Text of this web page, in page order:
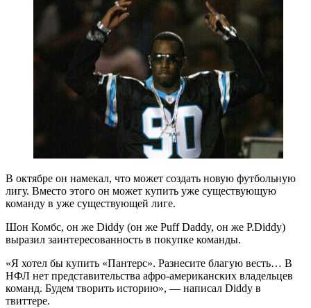
В октябре он намекал, что может создать новую футбольную
лигу. Вместо этого он может купить уже существующую
команду в уже существующей лиге.
Шон Комбс, он же Diddy (он же Puff Daddy, он же P.Diddy)
выразил заинтересованность в покупке команды.
«Я хотел бы купить «Пантерс». Разнесите благую весть… В
НФЛ нет представительства афро-американских владельцев
команд. Будем творить историю», — написал Diddy в
твиттере.